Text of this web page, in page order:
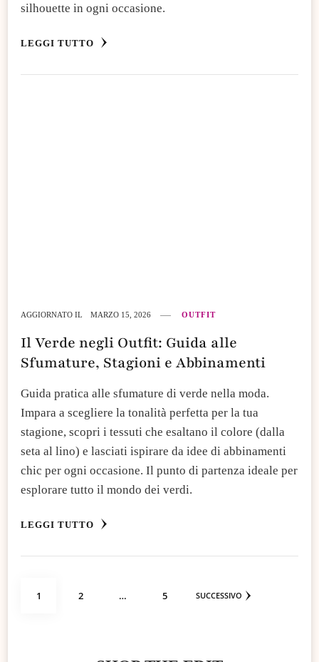
silhouette in ogni occasione.
LEGGI TUTTO
AGGIORNATO IL MARZO 15, 2026 OUTFIT
Il Verde negli Outfit: Guida alle
Sfumature, Stagioni e Abbinamenti
Guida pratica alle sfumature di verde nella moda.
Impara a scegliere la tonalità perfetta per la tua
stagione, scopri i tessuti che esaltano il colore (dalla
seta al lino) e lasciati ispirare da idee di abbinamenti
chic per ogni occasione. Il punto di partenza ideale per
esplorare tutto il mondo dei verdi.
LEGGI TUTTO
Paginazione
PAGINA
1 PAGINA
2 … PAGINA
5 SUCCESSIVO